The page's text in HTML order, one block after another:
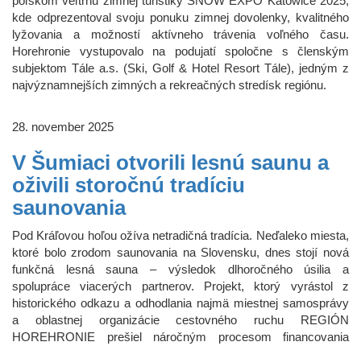
kde odprezentoval svoju ponuku zimnej dovolenky, kvalitného
lyžovania a možností aktívneho trávenia voľného času.
Horehronie vystupovalo na podujatí spoločne s členským
subjektom Tále a.s. (Ski, Golf & Hotel Resort Tále), jedným z
najvýznamnejších zimných a rekreačných stredísk regiónu.
28. november 2025
V Šumiaci otvorili lesnú saunu a
oživili storočnú tradíciu
saunovania
Pod Kráľovou hoľou ožíva netradičná tradícia. Neďaleko miesta,
ktoré bolo zrodom saunovania na Slovensku, dnes stojí nová
funkčná lesná sauna – výsledok dlhoročného úsilia a
spolupráce viacerých partnerov. Projekt, ktorý vyrástol z
historického odkazu a odhodlania najmä miestnej samosprávy
a oblastnej organizácie cestovného ruchu REGIÓN
HOREHRONIE prešiel náročným procesom financovania